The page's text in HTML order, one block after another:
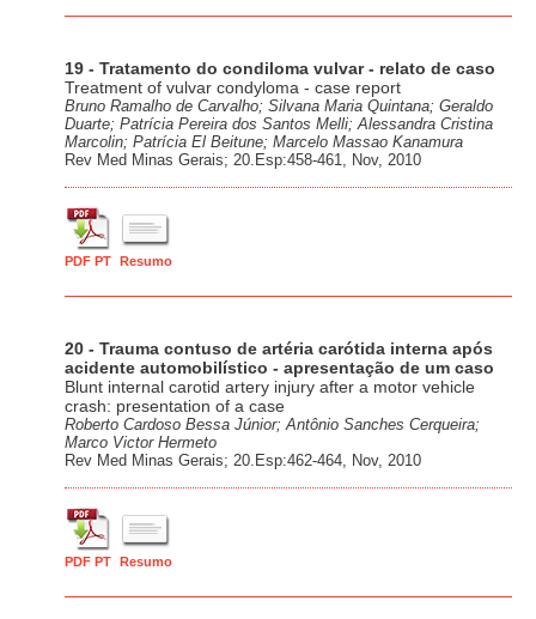
19 - Tratamento do condiloma vulvar - relato de caso
Treatment of vulvar condyloma - case report
Bruno Ramalho de Carvalho; Silvana Maria Quintana; Geraldo
Duarte; Patrícia Pereira dos Santos Melli; Alessandra Cristina
Marcolin; Patrícia El Beitune; Marcelo Massao Kanamura
Rev Med Minas Gerais; 20.Esp:458-461, Nov, 2010
PDF PT Resumo
20 - Trauma contuso de artéria carótida interna após
acidente automobilístico - apresentação de um caso
Blunt internal carotid artery injury after a motor vehicle
crash: presentation of a case
Roberto Cardoso Bessa Júnior; Antônio Sanches Cerqueira;
Marco Victor Hermeto
Rev Med Minas Gerais; 20.Esp:462-464, Nov, 2010
PDF PT Resumo